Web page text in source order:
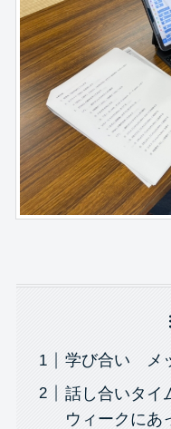
学び合い メ
話し合いタイ
ウィークにあ